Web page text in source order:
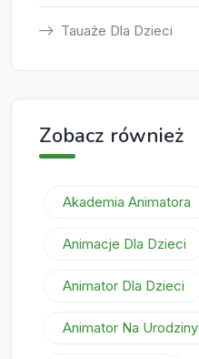
Tauaże Dla Dzieci
Zobacz również
Akademia Animatora
Animacje Dla Dzieci
Animator Dla Dzieci
Animator Na Urodziny